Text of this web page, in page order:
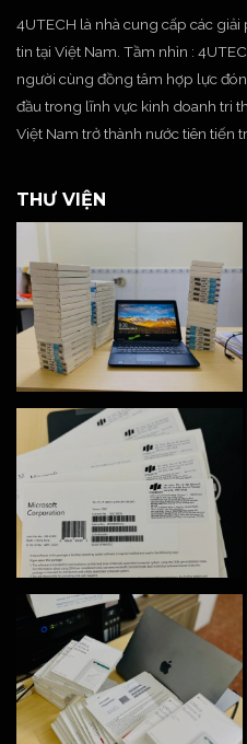
4UTECH là nhà cung cấp các
tin tại Việt Nam. Tầm nhìn :
người cùng đồng tâm hợp lực
đầu trong lĩnh vực kinh doanh tri
Việt Nam trở thành nước tiên tiến
THƯ VIỆN